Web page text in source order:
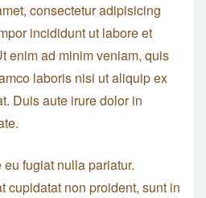
consectetur adipisicing
incididunt ut labore et
enim ad minim veniam, quis
laboris nisi ut aliquip ex
Duis aute irure dolor in
fugiat nulla pariatur.
cupidatat non proident, sunt in